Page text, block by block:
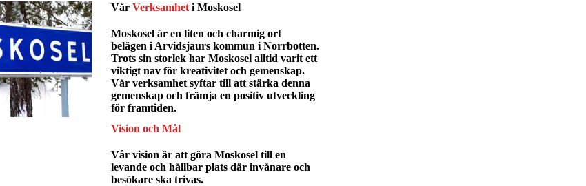
Vår Verksamhet i Moskosel
Moskosel är en liten och charmig ort
belägen i Arvidsjaurs kommun i Norrbotten.
Trots sin storlek har Moskosel alltid varit ett
viktigt nav för kreativitet och gemenskap.
Vår verksamhet syftar till att stärka denna
gemenskap och främja en positiv utveckling
för framtiden.
Vision och Mål
Vår vision är att göra Moskosel till en
levande och hållbar plats där invånare och
besökare ska trivas.